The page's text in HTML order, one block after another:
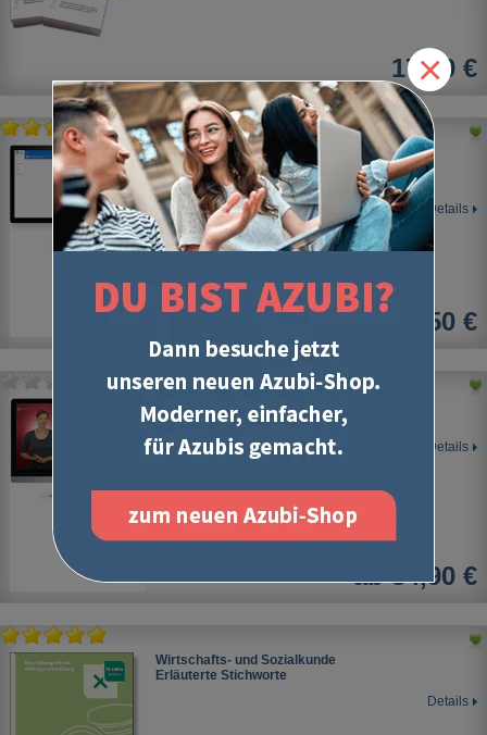
17,90 €
Wirtschafts- und Sozialkunde
Berufsübergreifendes Basiswissen
Digitale Lernkarten
Details
5,50 €
Online-Lernvideos und Übungsaufgaben
Wirtschafts- und Sozialkunde 1
Details
ab 34,90 €
Wirtschafts- und Sozialkunde
Erläuterte Stichworte
Details
×